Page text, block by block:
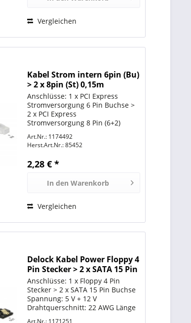
Vergleichen
Kabel Strom intern 6pin (Bu)
> 2 x 8pin (St) 0,15m
*DeLock*
Anschlüsse: 1 x PCI Express
Stromversorgung 6 Pin Buchse >
2 x PCI Express
Stromversorgung 8 Pin (6+2)
Drahtquerschnitt: 20 AWG Länge
inkl. Anschlüsse: ca. 15 cm
Art.Nr.: 1174492
Herst.Art.Nr.:85452
2,28 € *
In den Warenkorb
Vergleichen
Delock Kabel Power Floppy 4
Pin Stecker > 2 x SATA 15 Pin
Buchse
Anschlüsse: 1 x Floppy 4 Pin
Stecker > 2 x SATA 15 Pin Buchse
Spannung: 5 V + 12 V
Drahtquerschnitt: 22 AWG Länge
Art.Nr.: 1171251